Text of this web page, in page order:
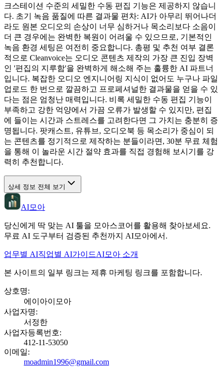
크스테이션 수준의 세밀한 수동 편집 기능은 제공하지 않습니
다. 초기 녹음 품질에 따른 결과물 편차: AI가 아무리 뛰어나더
라도 원본 오디오의 손상이 너무 심하거나 목소리보다 소음이
더 큰 경우에는 완벽한 복원이 어려울 수 있으므로, 기본적인
녹음 환경 세팅은 여전히 중요합니다. 총평 및 추천 여부 결론
적으로 Cleanvoice는 오디오 콘텐츠 제작의 가장 큰 진입 장벽
인 '편집의 지루함'을 완벽하게 해소해 주는 훌륭한 AI 파트너
입니다. 복잡한 오디오 엔지니어링 지식이 없어도 누구나 파일
업로드 한 번으로 깔끔하고 프로페셔널한 결과물을 얻을 수 있
다는 점은 엄청난 매력입니다. 비록 세밀한 수동 편집 기능이
부족하고 강한 억양에서 가끔 오류가 발생할 수 있지만, 편집
에 들이는 시간과 스트레스를 고려한다면 그 가치는 충분히 증
명됩니다. 팟캐스트, 유튜브, 오디오북 등 목소리가 중심이 되
는 콘텐츠를 정기적으로 제작하는 분들이라면, 30분 무료 체험
을 통해 이 놀라운 시간 절약 효과를 직접 경험해 보시기를 강
력히 추천합니다.
상세 정보 전체 보기
AI모아
당신에게 딱 맞는 AI 툴을 모아스코어를 활용해 찾아보세요.
무료 AI 도구부터 검증된 추천까지 AI모아에서.
업무별 AI직업별 AI가이드AI모아 소개
본 사이트의 일부 링크는 제휴 마케팅 링크를 포함합니다.
상호명:
에이아이모아
사업자명:
서정한
사업자등록번호:
412-11-53050
이메일:
moadmin1996@gmail.com